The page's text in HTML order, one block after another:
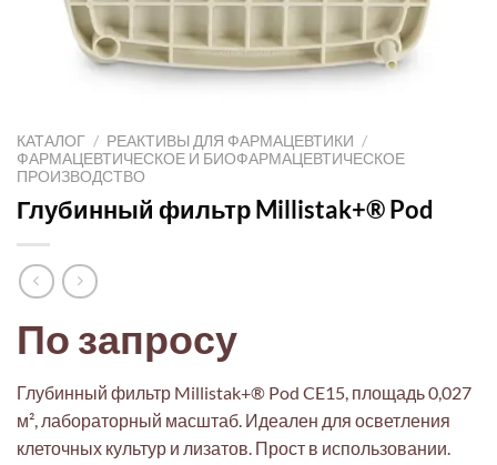
КАТАЛОГ / РЕАКТИВЫ ДЛЯ ФАРМАЦЕВТИКИ /
ФАРМАЦЕВТИЧЕСКОЕ И БИОФАРМАЦЕВТИЧЕСКОЕ
ПРОИЗВОДСТВО
Глубинный фильтр Millistak+® Pod
По запросу
Глубинный фильтр Millistak+® Pod CE15, площадь 0,027
м², лабораторный масштаб. Идеален для осветления
клеточных культур и лизатов. Прост в использовании.